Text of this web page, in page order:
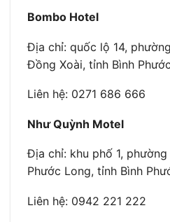
Bombo Hotel
Địa chỉ: quốc lộ 14,
Đồng Xoài, tỉnh Bình Phước
Liên hệ: 0271 686 666
Như Quỳnh Motel
Địa chỉ: khu phố 1,
Phước Long, tỉnh Bình
Liên hệ: 0942 221 222